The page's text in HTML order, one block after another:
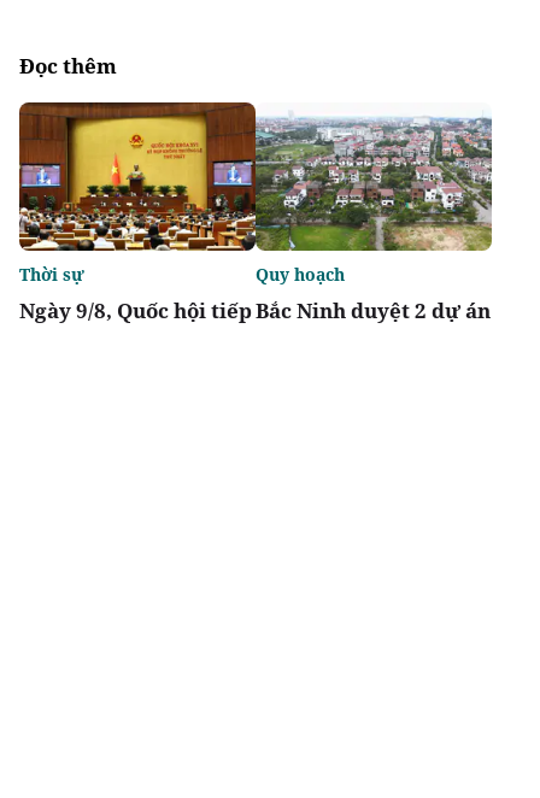
Đọc thêm
Ngày 9/8, Quốc hội tiếp
Thời sự
Bắc Ninh duyệt 2 dự án
Quy hoạch